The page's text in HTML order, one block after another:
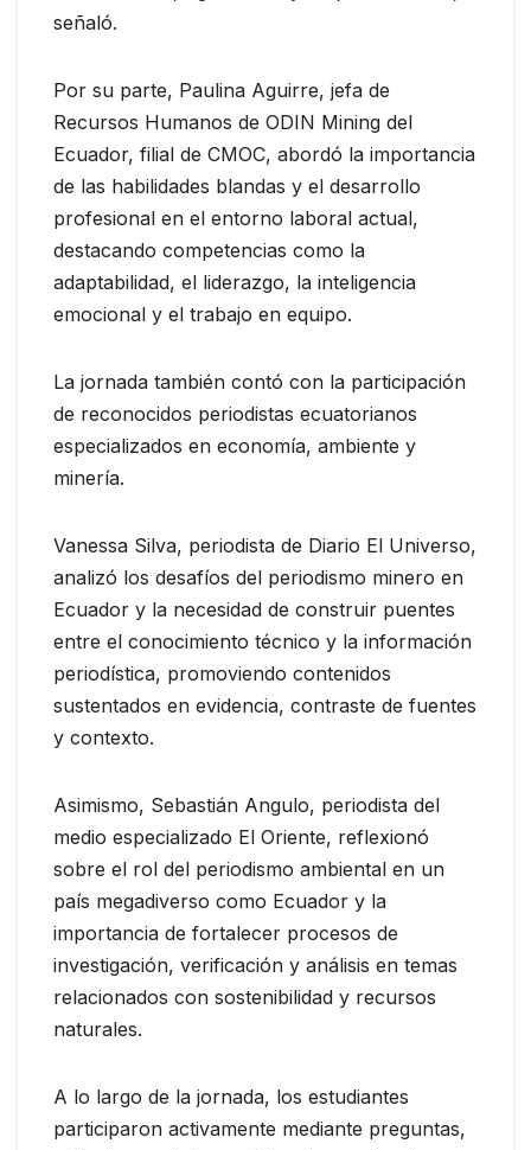
señaló.
Por su parte, Paulina Aguirre, jefa de
Recursos Humanos de ODIN Mining del
Ecuador, filial de CMOC, abordó la importancia
de las habilidades blandas y el desarrollo
profesional en el entorno laboral actual,
destacando competencias como la
adaptabilidad, el liderazgo, la inteligencia
emocional y el trabajo en equipo.
La jornada también contó con la participación
de reconocidos periodistas ecuatorianos
especializados en economía, ambiente y
minería.
Vanessa Silva, periodista de Diario El Universo,
analizó los desafíos del periodismo minero en
Ecuador y la necesidad de construir puentes
entre el conocimiento técnico y la información
periodística, promoviendo contenidos
sustentados en evidencia, contraste de fuentes
y contexto.
Asimismo, Sebastián Angulo, periodista del
medio especializado El Oriente, reflexionó
sobre el rol del periodismo ambiental en un
país megadiverso como Ecuador y la
importancia de fortalecer procesos de
investigación, verificación y análisis en temas
relacionados con sostenibilidad y recursos
naturales.
A lo largo de la jornada, los estudiantes
participaron activamente mediante preguntas,